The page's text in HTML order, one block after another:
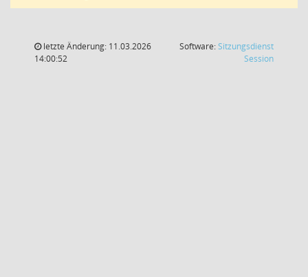
letzte Änderung: 11.03.2026
14:00:52
Software:Sitzungsdienst
Session(Wird in